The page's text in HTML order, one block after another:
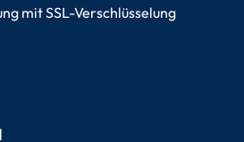
mit SSL-Verschlüsselung